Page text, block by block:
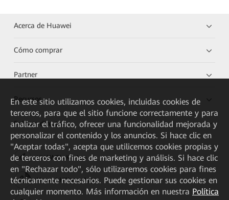
Acerca de Huawei
Cómo comprar
Partner
Recursos
Enlaces directos
HUAWEI eKit App
Huawei HiKnow App
En este sitio utilizamos cookies, incluidas cookies de
terceros, para que el sitio funcione correctamente y para
analizar el tráfico, ofrecer una funcionalidad mejorada y
personalizar el contenido y los anuncios. Si hace clic en
"Aceptar todas", acepta que utilicemos cookies propias y
de terceros con fines de marketing y análisis. Si hace clic
en "Rechazar todo", sólo utilizaremos cookies para fines
técnicamente necesarios. Puede gestionar sus cookies en
cualquier momento. Más información en nuestra Política